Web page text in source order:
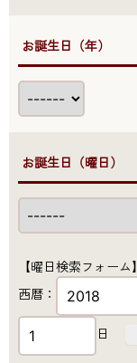
●お誕生日（年）
●お誕生日（曜日）
【曜日検索フォーム】
西暦：
日